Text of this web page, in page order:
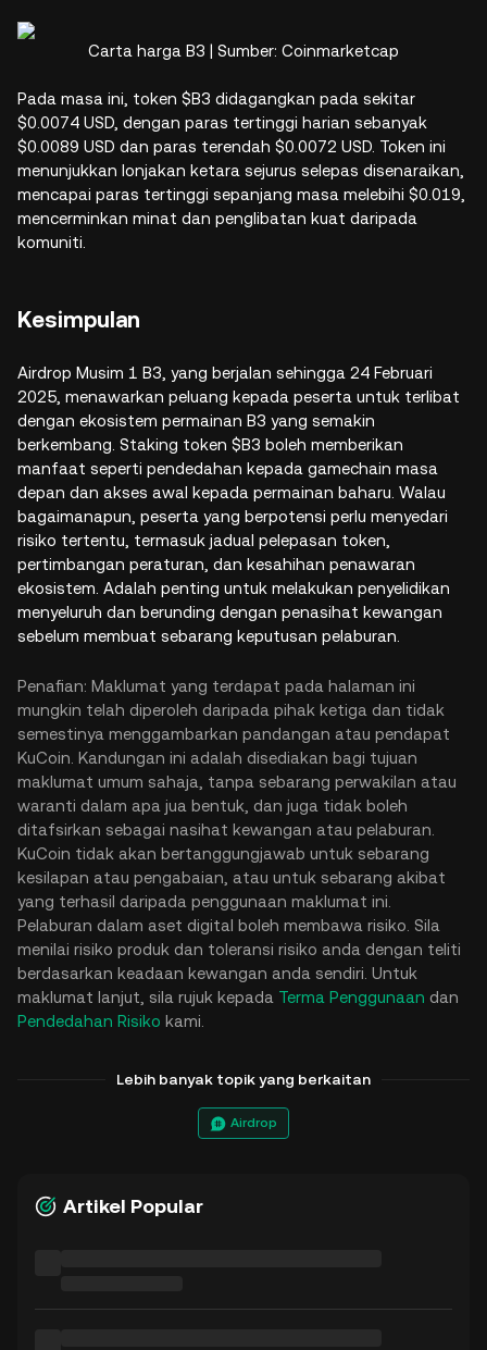
Carta harga B3 | Sumber: Coinmarketcap
Pada masa ini, token $B3 didagangkan pada sekitar
$0.0074 USD, dengan paras tertinggi harian sebanyak
$0.0089 USD dan paras terendah $0.0072 USD. Token ini
menunjukkan lonjakan ketara sejurus selepas disenaraikan,
mencapai paras tertinggi sepanjang masa melebihi $0.019,
mencerminkan minat dan penglibatan kuat daripada
komuniti.
Kesimpulan
Airdrop Musim 1 B3, yang berjalan sehingga 24 Februari
2025, menawarkan peluang kepada peserta untuk terlibat
dengan ekosistem permainan B3 yang semakin
berkembang. Staking token $B3 boleh memberikan
manfaat seperti pendedahan kepada gamechain masa
depan dan akses awal kepada permainan baharu. Walau
bagaimanapun, peserta yang berpotensi perlu menyedari
risiko tertentu, termasuk jadual pelepasan token,
pertimbangan peraturan, dan kesahihan penawaran
ekosistem. Adalah penting untuk melakukan penyelidikan
menyeluruh dan berunding dengan penasihat kewangan
sebelum membuat sebarang keputusan pelaburan.
Penafian: Maklumat yang terdapat pada halaman ini
mungkin telah diperoleh daripada pihak ketiga dan tidak
semestinya menggambarkan pandangan atau pendapat
KuCoin. Kandungan ini adalah disediakan bagi tujuan
maklumat umum sahaja, tanpa sebarang perwakilan atau
waranti dalam apa jua bentuk, dan juga tidak boleh
ditafsirkan sebagai nasihat kewangan atau pelaburan.
KuCoin tidak akan bertanggungjawab untuk sebarang
kesilapan atau pengabaian, atau untuk sebarang akibat
yang terhasil daripada penggunaan maklumat ini.
Pelaburan dalam aset digital boleh membawa risiko. Sila
menilai risiko produk dan toleransi risiko anda dengan teliti
berdasarkan keadaan kewangan anda sendiri. Untuk
maklumat lanjut, sila rujuk kepada Terma Penggunaan dan
Pendedahan Risiko kami.
Lebih banyak topik yang berkaitan
Airdrop
Artikel Popular